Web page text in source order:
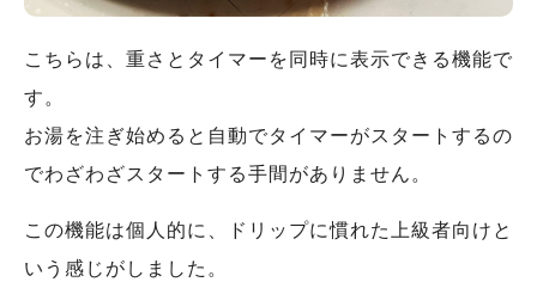
こちらは、重さとタイマーを同時に表示できる機能で
す。
お湯を注ぎ始めると自動でタイマーがスタートするの
でわざわざスタートする手間がありません。
この機能は個人的に、ドリップに慣れた上級者向けと
いう感じがしました。